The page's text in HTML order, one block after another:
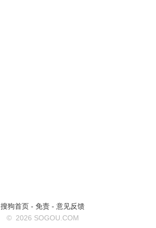
搜狗首页 - 免责 - 意见反馈
© 2026 SOGOU.COM